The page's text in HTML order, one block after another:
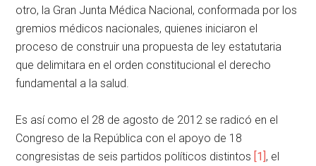
otro, la Gran Junta Médica Nacional, conformada por los
gremios médicos nacionales, quienes iniciaron el
proceso de construir una propuesta de ley estatutaria
que delimitara en el orden constitucional el derecho
fundamental a la salud.
Es así como el 28 de agosto de 2012 se radicó en el
Congreso de la República con el apoyo de 18
congresistas de seis partidos políticos distintos [1] , el